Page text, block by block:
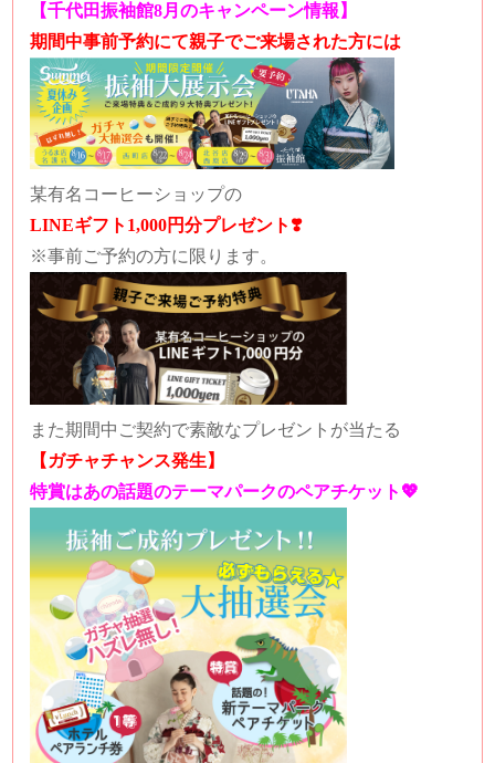
【千代田振袖館8月のキャンペーン情報】
期間中事前予約にて親子でご来場された方には
某有名コーヒーショップの
LINEギフト1,000円分プレゼント❣️
※事前ご予約の方に限ります。
また期間中ご契約で素敵なプレゼントが当たる
【ガチャチャンス発生】
特賞はあの話題のテーマパークのペアチケット💖